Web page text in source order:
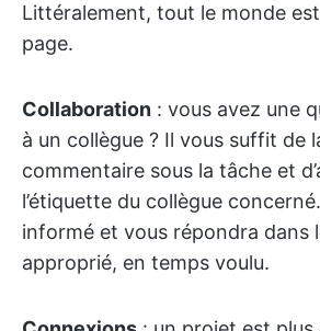
Littéralement, tout le monde
page.
Collaboration : vous avez une
à un collègue ? Il vous suffit de
commentaire sous la tâche et
l’étiquette du collègue
informé et vous répondra dans
approprié, en temps voulu.